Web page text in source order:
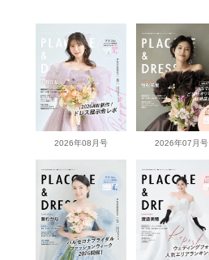
2026年08月号 2026年07月号